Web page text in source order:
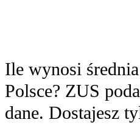
Ile wynosi
Polsce? ZUS
dane. Dostajesz